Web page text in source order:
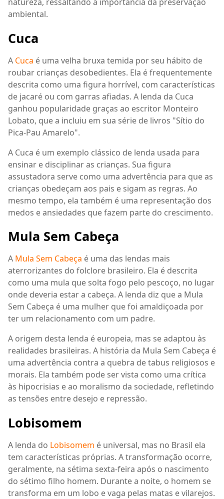
ambiental.
Cuca
A Cuca é uma velha bruxa temida por seu hábito de
roubar crianças desobedientes. Ela é frequentemente
descrita como uma figura horrível, com características
de jacaré ou com garras afiadas. A lenda da Cuca
ganhou popularidade graças ao escritor Monteiro
Lobato, que a incluiu em sua série de livros "Sítio do
Pica-Pau Amarelo".
A Cuca é um exemplo clássico de lenda usada para
ensinar e disciplinar as crianças. Sua figura
assustadora serve como uma advertência para que as
crianças obedeçam aos pais e sigam as regras. Ao
mesmo tempo, ela também é uma representação dos
medos e ansiedades que fazem parte do crescimento.
Mula Sem Cabeça
A Mula Sem Cabeça é uma das lendas mais
aterrorizantes do folclore brasileiro. Ela é descrita
como uma mula que solta fogo pelo pescoço, no lugar
onde deveria estar a cabeça. A lenda diz que a Mula
Sem Cabeça é uma mulher que foi amaldiçoada por
ter um relacionamento com um padre.
A origem desta lenda é europeia, mas se adaptou às
realidades brasileiras. A história da Mula Sem Cabeça é
uma advertência contra a quebra de tabus religiosos e
morais. Ela também pode ser vista como uma crítica
às hipocrisias e ao moralismo da sociedade, refletindo
as tensões entre desejo e repressão.
Lobisomem
A lenda do Lobisomem é universal, mas no Brasil ela
tem características próprias. A transformação ocorre,
geralmente, na sétima sexta-feira após o nascimento
do sétimo filho homem. Durante a noite, o homem se
transforma em um lobo e vaga pelas matas e vilarejos.